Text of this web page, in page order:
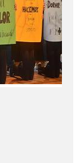
ABIERTAS
KALEIDOS